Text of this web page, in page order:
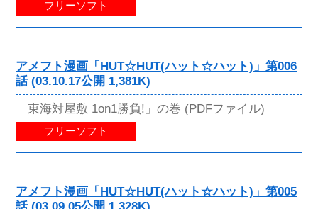
フリーソフト
アメフト漫画「HUT☆HUT(ハット☆ハット)」第006
話 (03.10.17公開 1,381K)
「東海対屋敷 1on1勝負!」の巻 (PDFファイル)
フリーソフト
アメフト漫画「HUT☆HUT(ハット☆ハット)」第005